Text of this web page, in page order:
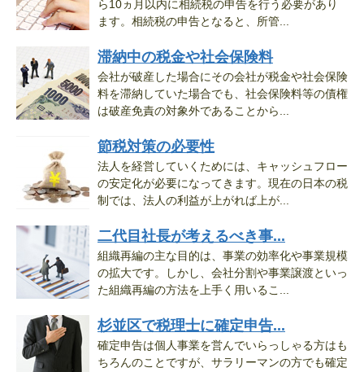
ら10ヵ月以内に相続税の申告を行う必要があり
ます。相続税の申告となると、所管...
滞納中の税金や社会保険料
会社が破産した場合にその会社が税金や社会保険
料を滞納していた場合でも、社会保険料等の債権
は破産免責の対象外であることから...
節税対策の必要性
法人を経営していくためには、キャッシュフロー
の安定化が必要になってきます。現在の日本の税
制では、法人の利益が上がれば上が...
二代目社長が考えるべき事...
組織再編の主な目的は、事業の効率化や事業規模
の拡大です。しかし、会社分割や事業譲渡といっ
た組織再編の方法を上手く用いるこ...
杉並区で税理士に確定申告...
確定申告は個人事業を営んでいらっしゃる方はも
ちろんのことですが、サラリーマンの方でも確定